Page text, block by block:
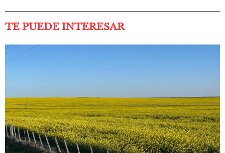
TE PUEDE INTERESAR